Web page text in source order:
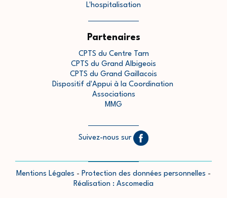
L'hospitalisation
Partenaires
CPTS du Centre Tarn
CPTS du Grand Albigeois
CPTS du Grand Gaillacois
Dispositif d'Appui à la Coordination
Associations
MMG
Suivez-nous sur
Mentions Légales - Protection des données personnelles -
Réalisation : Ascomedia